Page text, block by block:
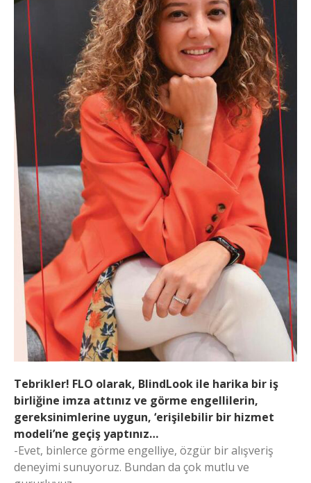
Tebrikler! FLO olarak, BlindLook ile harika bir iş
birliğine imza attınız ve görme engellilerin,
gereksinimlerine uygun, ‘erişilebilir bir hizmet
modeli’ne geçiş yaptınız…
-Evet, binlerce görme engelliye, özgür bir alışveriş
deneyimi sunuyoruz. Bundan da çok mutlu ve